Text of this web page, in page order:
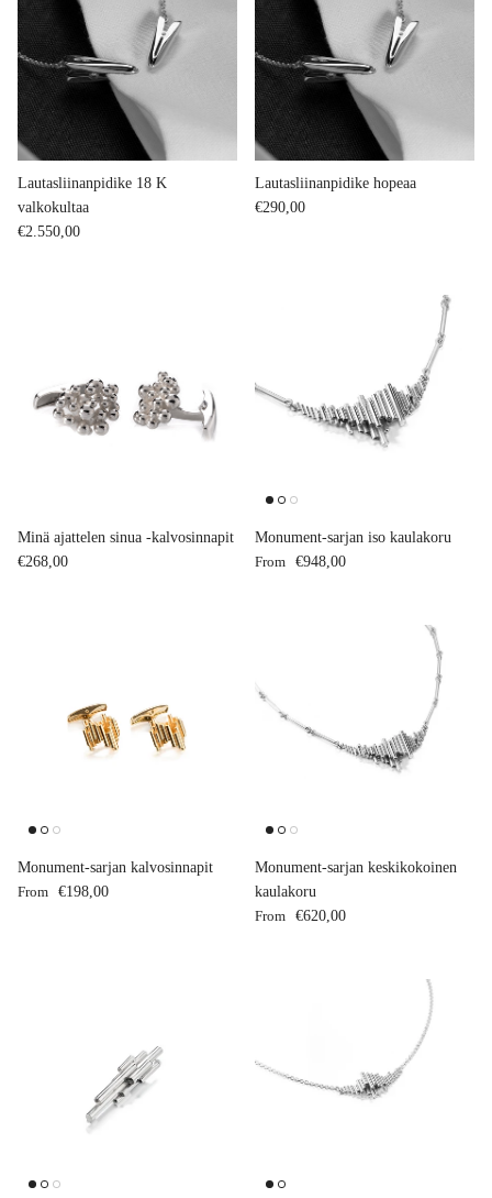
Lautasliinanpidike 18 K
valkokultaa
Regular price
€2.550,00
Lautasliinanpidike hopeaa
Regular price
€290,00
Minä ajattelen sinua -kalvosinnapit
Regular price
€268,00
Monument-sarjan iso kaulakoru
Regular price
From €948,00
Monument-sarjan kalvosinnapit
Regular price
From €198,00
Monument-sarjan keskikokoinen
kaulakoru
Regular price
From €620,00